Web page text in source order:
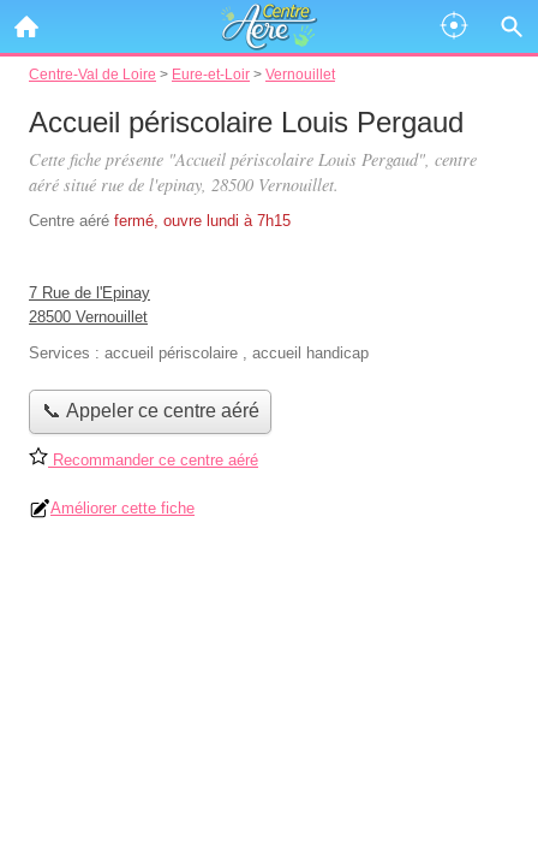
Centre-Val de Loire > Eure-et-Loir > Vernouillet
Accueil périscolaire Louis Pergaud
Cette fiche présente "Accueil périscolaire Louis Pergaud", centre
aéré situé rue de l'epinay, 28500 Vernouillet.
Centre aéré fermé, ouvre lundi à 7h15
7 Rue de l'Epinay
28500 Vernouillet
Services : accueil périscolaire , accueil handicap
📞 Appeler ce centre aéré
Recommander ce centre aéré
Améliorer cette fiche